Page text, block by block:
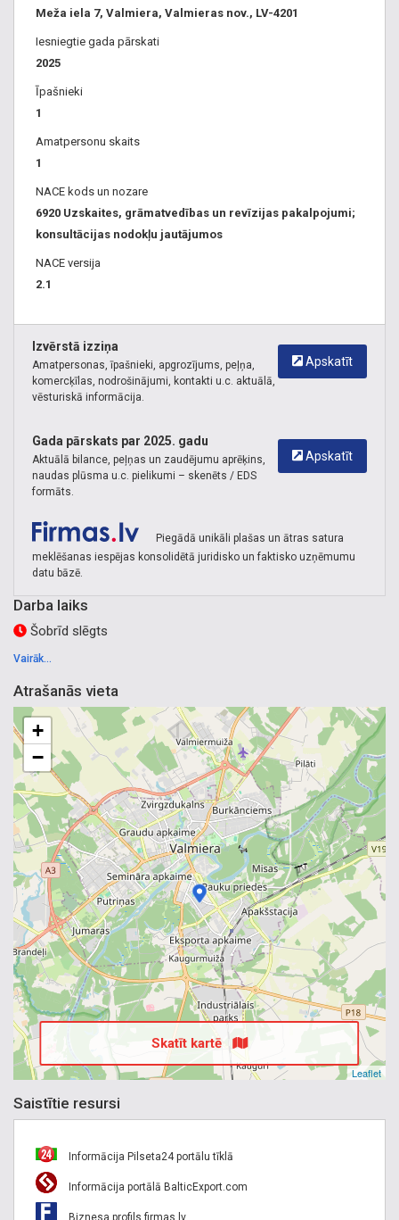
Meža iela 7, Valmiera, Valmieras nov., LV-4201
Iesniegtie gada pārskati
2025
Īpašnieki
1
Amatpersonu skaits
1
NACE kods un nozare
6920 Uzskaites, grāmatvedības un revīzijas pakalpojumi;
konsultācijas nodokļu jautājumos
NACE versija
2.1
Apskatīt
Izvērstā izziņa
Amatpersonas, īpašnieki, apgrozījums, peļņa,
komercķīlas, nodrošinājumi, kontakti u.c. aktuālā,
vēsturiskā informācija.
Apskatīt
Gada pārskats par 2025. gadu
Aktuālā bilance, peļņas un zaudējumu aprēķins,
naudas plūsma u.c. pielikumi – skenēts / EDS
formāts.
Piegādā unikāli plašas un ātras satura
meklēšanas iespējas konsolidētā juridisko un faktisko uzņēmumu
datu bāzē.
Darba laiks
Šobrīd slēgts
Vairāk...
Atrašanās vieta
+
−
Leaflet
Skatīt kartē
Saistītie resursi
Informācija Pilseta24 portālu tīklā
Informācija portālā BalticExport.com